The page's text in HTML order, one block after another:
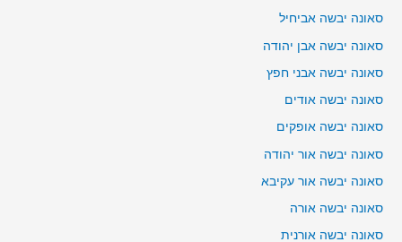
סאונה יבשה אביחיל
סאונה יבשה אבן יהודה
סאונה יבשה אבני חפץ
סאונה יבשה אודים
סאונה יבשה אופקים
סאונה יבשה אור יהודה
סאונה יבשה אור עקיבא
סאונה יבשה אורה
סאונה יבשה אורנית